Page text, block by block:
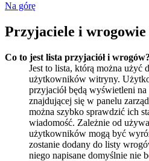
Na górę
Przyjaciele i wrogowie
Co to jest lista przyjaciół i wrogów?
Jest to lista, którą można użyć
użytkowników witryny.
przyjaciół będą wyświetleni na
znajdującej się w panelu
można szybko sprawdzić ich
wiadomość. Zależnie od
użytkowników mogą być
zostanie dodany do listy
niego napisane domyślnie nie